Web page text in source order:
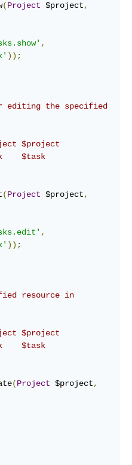
(Project $project,
,
));
(Project $project,
,
));
(Project $project,